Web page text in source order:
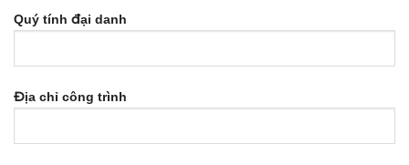
Quý tính đại danh
Địa chỉ công trình